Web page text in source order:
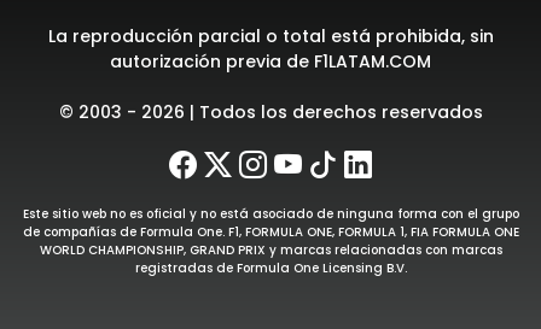
La reproducción parcial o total está prohibida, sin
autorización previa de F1LATAM.COM
© 2003 - 2026 | Todos los derechos reservados
Este sitio web no es oficial y no está asociado de ninguna forma con el grupo
de compañías de Formula One. F1, FORMULA ONE, FORMULA 1, FIA FORMULA ONE
WORLD CHAMPIONSHIP, GRAND PRIX y marcas relacionadas con marcas
registradas de Formula One Licensing B.V.